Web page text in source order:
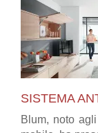
SISTEMA
Blum, noto